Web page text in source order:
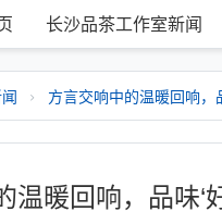
长沙品茶工作室新闻
方言交响中的温暖回响，
温暖回响，品味‘